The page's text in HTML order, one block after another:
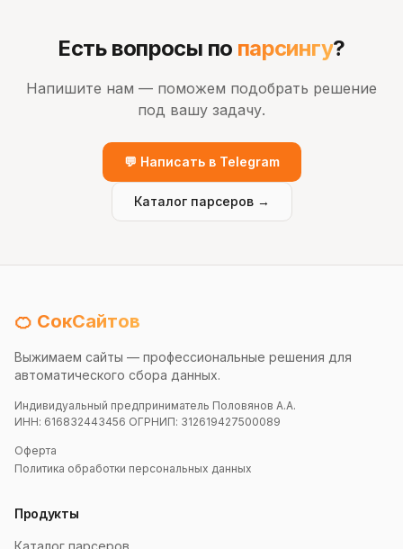
Есть вопросы по парсингу?
Напишите нам — поможем подобрать решение
под вашу задачу.
💬 Написать в Telegram
Каталог парсеров →
🍊 СокСайтов
Выжимаем сайты — профессиональные решения для
автоматического сбора данных.
Индивидуальный предприниматель Половянов А.А.
ИНН: 616832443456 ОГРНИП: 312619427500089
Оферта
Политика обработки персональных данных
Продукты
Каталог парсеров